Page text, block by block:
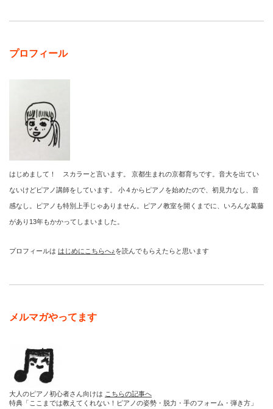
プロフィール
はじめまして！ スカラーと言います。 京都生まれの京都育ちです。音大を出てい
ないけどピアノ講師をしています。 小４からピアノを始めたので、初見力なし、音
感なし。ピアノも特別上手じゃありません。ピアノ教室を開くまでに、いろんな葛藤
があり13年もかかってしまいました。
プロフィールは はじめにこちらへ♪を読んでもらえたらと思います
メルマガやってます
大人のピアノ初心者さん向けは こちらの記事へ
特典「ここまでは教えてくれない！ピアノの姿勢・脱力・手のフォーム・弾き方」